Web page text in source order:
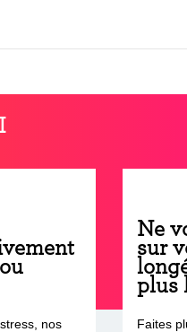
nos
Ne
sur
plus
Faites